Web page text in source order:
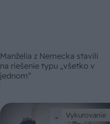
Manželia z Nemecka stavili
na riešenie typu „všetko v
jednom“
Vykurovanie